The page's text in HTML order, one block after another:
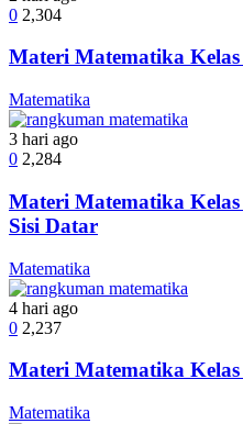
0 2,304
Materi Matematika
Matematika
3 hari ago
0 2,284
Materi Matematika
Sisi Datar
Matematika
4 hari ago
0 2,237
Materi Matematika
Matematika